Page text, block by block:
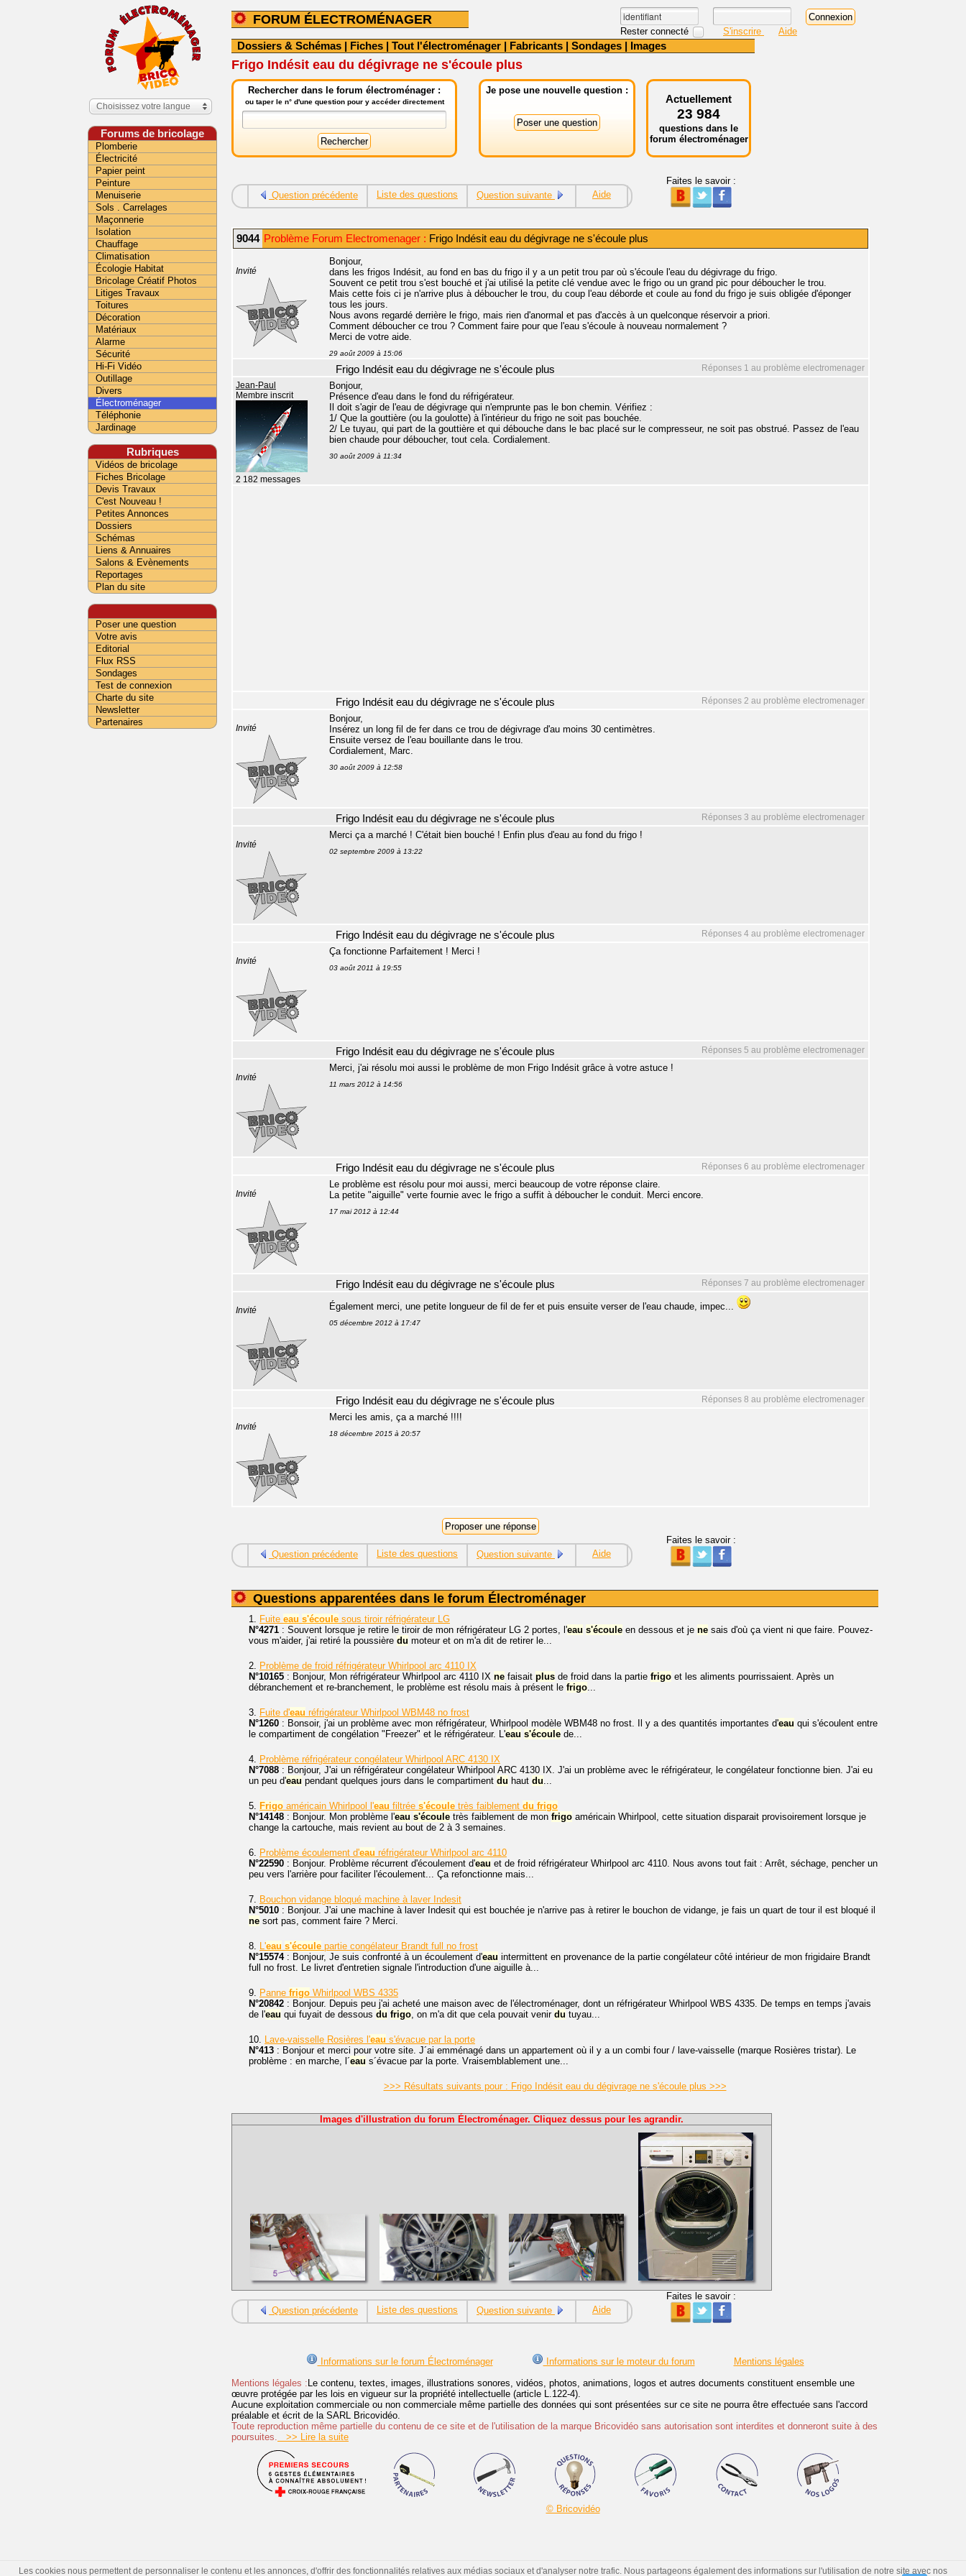
FORUM ÉLECTROMÉNAGER
Rester connecté S'inscrire Aide
Dossiers & Schémas | Fiches | Tout l'électroménager | Fabricants | Sondages | Images
Frigo Indésit eau du dégivrage ne s'écoule plus
Rechercher dans le forum électroménager :
ou taper le n° d'une question pour y accéder directement
Je pose une nouvelle question :
Actuellement
23 984
questions dans le
forum électroménager
Question précédente Liste des questions Question suivante Aide
Faites le savoir :
9044 Problème Forum Electromenager : Frigo Indésit eau du dégivrage ne s'écoule plus
Invité
Bonjour,
dans les frigos Indésit, au fond en bas du frigo il y a un petit trou par où s'écoule l'eau du dégivrage du frigo.
Souvent ce petit trou s'est bouché et j'ai utilisé la petite clé vendue avec le frigo ou un grand pic pour déboucher le trou.
Mais cette fois ci je n'arrive plus à déboucher le trou, du coup l'eau déborde et coule au fond du frigo je suis obligée d'éponger
tous les jours.
Nous avons regardé derrière le frigo, mais rien d'anormal et pas d'accès à un quelconque réservoir a priori.
Comment déboucher ce trou ? Comment faire pour que l'eau s'écoule à nouveau normalement ?
Merci de votre aide.
29 août 2009 à 15:06
Réponses 1 au problème electromenager
Frigo Indésit eau du dégivrage ne s'écoule plus
Jean-Paul
Membre inscrit
2 182 messages
Bonjour,
Présence d'eau dans le fond du réfrigérateur.
Il doit s'agir de l'eau de dégivrage qui n'emprunte pas le bon chemin. Vérifiez :
1/ Que la gouttière (ou la goulotte) à l'intérieur du frigo ne soit pas bouchée.
2/ Le tuyau, qui part de la gouttière et qui débouche dans le bac placé sur le compresseur, ne soit pas obstrué. Passez de l'eau
bien chaude pour déboucher, tout cela. Cordialement.
30 août 2009 à 11:34
Réponses 2 au problème electromenager
Frigo Indésit eau du dégivrage ne s'écoule plus
Invité
Bonjour,
Insérez un long fil de fer dans ce trou de dégivrage d'au moins 30 centimètres.
Ensuite versez de l'eau bouillante dans le trou.
Cordialement, Marc.
30 août 2009 à 12:58
Réponses 3 au problème electromenager
Frigo Indésit eau du dégivrage ne s'écoule plus
Invité
Merci ça a marché ! C'était bien bouché ! Enfin plus d'eau au fond du frigo !
02 septembre 2009 à 13:22
Réponses 4 au problème electromenager
Frigo Indésit eau du dégivrage ne s'écoule plus
Invité
Ça fonctionne Parfaitement ! Merci !
03 août 2011 à 19:55
Réponses 5 au problème electromenager
Frigo Indésit eau du dégivrage ne s'écoule plus
Invité
Merci, j'ai résolu moi aussi le problème de mon Frigo Indésit grâce à votre astuce !
11 mars 2012 à 14:56
Réponses 6 au problème electromenager
Frigo Indésit eau du dégivrage ne s'écoule plus
Invité
Le problème est résolu pour moi aussi, merci beaucoup de votre réponse claire.
La petite "aiguille" verte fournie avec le frigo a suffit à déboucher le conduit. Merci encore.
17 mai 2012 à 12:44
Réponses 7 au problème electromenager
Frigo Indésit eau du dégivrage ne s'écoule plus
Invité Également merci, une petite longueur de fil de fer et puis ensuite verser de l'eau chaude, impec...
05 décembre 2012 à 17:47
Réponses 8 au problème electromenager
Frigo Indésit eau du dégivrage ne s'écoule plus
Invité
Merci les amis, ça a marché !!!!
18 décembre 2015 à 20:57
Question précédente Liste des questions Question suivante Aide
Faites le savoir :
Questions apparentées dans le forum Électroménager
1. Fuite eau s'écoule sous tiroir réfrigérateur LG
N°4271 : Souvent lorsque je retire le tiroir de mon réfrigérateur LG 2 portes, l'eau s'écoule en dessous et je ne sais d'où ça vient ni que faire. Pouvez-
vous m'aider, j'ai retiré la poussière du moteur et on m'a dit de retirer le...
2. Problème de froid réfrigérateur Whirlpool arc 4110 IX
N°10165 : Bonjour, Mon réfrigérateur Whirlpool arc 4110 IX ne faisait plus de froid dans la partie frigo et les aliments pourrissaient. Après un
débranchement et re-branchement, le problème est résolu mais à présent le frigo...
3. Fuite d'eau réfrigérateur Whirlpool WBM48 no frost
N°1260 : Bonsoir, j'ai un problème avec mon réfrigérateur, Whirlpool modèle WBM48 no frost. Il y a des quantités importantes d'eau qui s'écoulent entre
le compartiment de congélation "Freezer" et le réfrigérateur. L'eau s'écoule de...
4. Problème réfrigérateur congélateur Whirlpool ARC 4130 IX
N°7088 : Bonjour, J'ai un réfrigérateur congélateur Whirlpool ARC 4130 IX. J'ai un problème avec le réfrigérateur, le congélateur fonctionne bien. J'ai eu
un peu d'eau pendant quelques jours dans le compartiment du haut du...
5. Frigo américain Whirlpool l'eau filtrée s'écoule très faiblement du frigo
N°14148 : Bonjour. Mon problème l'eau s'écoule très faiblement de mon frigo américain Whirlpool, cette situation disparait provisoirement lorsque je
change la cartouche, mais revient au bout de 2 à 3 semaines.
6. Problème écoulement d'eau réfrigérateur Whirlpool arc 4110
N°22590 : Bonjour. Problème récurrent d'écoulement d'eau et de froid réfrigérateur Whirlpool arc 4110. Nous avons tout fait : Arrêt, séchage, pencher un
peu vers l'arrière pour faciliter l'écoulement... Ça refonctionne mais...
7. Bouchon vidange bloqué machine à laver Indesit
N°5010 : Bonjour. J'ai une machine à laver Indesit qui est bouchée je n'arrive pas à retirer le bouchon de vidange, je fais un quart de tour il est bloqué il
ne sort pas, comment faire ? Merci.
8. L'eau s'écoule partie congélateur Brandt full no frost
N°15574: Bonjour, Je suis confronté à un écoulement d'eau intermittent en provenance de la partie congélateur côté intérieur de mon frigidaire Brandt
full no frost. Le livret d'entretien signale l'introduction d'une aiguille à...
9. Panne frigo Whirlpool WBS 4335
N°20842 : Bonjour. Depuis peu j'ai acheté une maison avec de l'électroménager, dont un réfrigérateur Whirlpool WBS 4335. De temps en temps j'avais
de l'eau qui fuyait de dessous du frigo, on m'a dit que cela pouvait venir du tuyau...
10. Lave-vaisselle Rosières l'eau s'évacue par la porte
N°413 : Bonjour et merci pour votre site. J´ai emménagé dans un appartement où il y a un combi four / lave-vaisselle (marque Rosières tristar). Le
problème : en marche, l´eau s´évacue par la porte. Vraisemblablement une...
>>> Résultats suivants pour : Frigo Indésit eau du dégivrage ne s'écoule plus >>>
Images d'illustration du forum Électroménager. Cliquez dessus pour les agrandir.
Question précédente Liste des questions Question suivante Aide
Faites le savoir :
Informations sur le forum Électroménager Informations sur le moteur du forum
Mentions légales
Mentions légales : Le contenu, textes, images, illustrations sonores, vidéos, photos, animations, logos et autres documents constituent ensemble une
œuvre protégée par les lois en vigueur sur la propriété intellectuelle (article L.122-4).
Aucune exploitation commerciale ou non commerciale même partielle des données qui sont présentées sur ce site ne pourra être effectuée sans l'accord
préalable et écrit de la SARL Bricovidéo.
Toute reproduction même partielle du contenu de ce site et de l'utilisation de la marque Bricovidéo sans autorisation sont interdites et donneront suite à des
poursuites. >> Lire la suite
© Bricovidéo
Choisissez votre langue
Forums de bricolage
Plomberie
Électricité
Papier peint
Peinture
Menuiserie
Sols . Carrelages
Maçonnerie
Isolation
Chauffage
Climatisation
Écologie Habitat
Bricolage Créatif Photos
Litiges Travaux
Toitures
Décoration
Matériaux
Alarme
Sécurité
Hi-Fi Vidéo
Outillage
Divers
Électroménager
Téléphonie
Jardinage
Rubriques
Vidéos de bricolage
Fiches Bricolage
Devis Travaux
C'est Nouveau !
Petites Annonces
Dossiers
Schémas
Liens & Annuaires
Salons & Evènements
Reportages
Plan du site
Poser une question
Votre avis
Editorial
Flux RSS
Sondages
Test de connexion
Charte du site
Newsletter
Partenaires
Les cookies nous permettent de personnaliser le contenu et les annonces, d'offrir des fonctionnalités relatives aux médias sociaux et d'analyser notre trafic. Nous partageons également des informations sur l'utilisation de notre site avec nos